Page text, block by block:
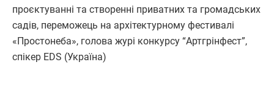
проєктуванні та створенні приватних та громадських
садів, переможець на архітектурному фестивалі
«Простонеба», голова журі конкурсу “Артгрінфест”,
спікер EDS (Україна)